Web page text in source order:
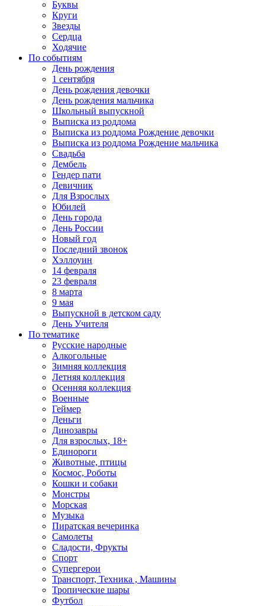
Буквы
Круги
Звезды
Сердца
Ходячие
По событиям
День рождения
1 сентября
День рождения девочки
День рождения мальчика
Школьный выпускной
Выписка из роддома
Выписка из роддома Рождение девочки
Выписка из роддома Рождение мальчика
Свадьба
Дембель
Гендер пати
Девичник
Для Взрослых
Юбилей
День города
День России
Новый год
Последний звонок
Хэллоуин
14 февраля
23 февраля
8 марта
9 мая
Выпускной в детском саду
День Учителя
По тематике
Русские народные
Алкогольные
Зимняя коллекция
Летняя коллекция
Осенняя коллекция
Военные
Геймер
Деньги
Динозавры
Для взрослых, 18+
Единороги
Животные, птицы
Космос, Роботы
Кошки и собаки
Монстры
Морская
Музыка
Пиратская вечеринка
Самолеты
Сладости, Фрукты
Спорт
Супергерои
Транспорт, Техника , Машины
Тропические шары
Футбол